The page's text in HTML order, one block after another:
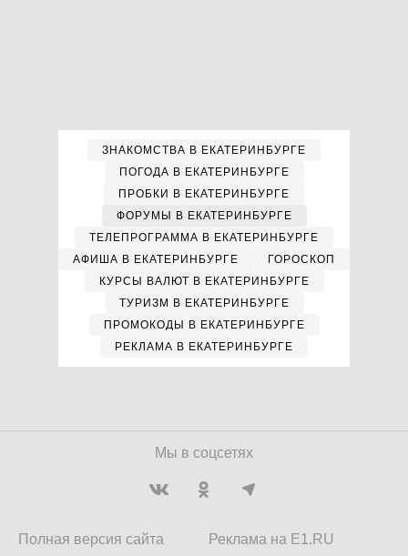
ЗНАКОМСТВА В ЕКАТЕРИНБУРГЕ
ПОГОДА В ЕКАТЕРИНБУРГЕ
ПРОБКИ В ЕКАТЕРИНБУРГЕ
ФОРУМЫ В ЕКАТЕРИНБУРГЕ
ТЕЛЕПРОГРАММА В ЕКАТЕРИНБУРГЕ
АФИША В ЕКАТЕРИНБУРГЕ
ГОРОСКОП
КУРСЫ ВАЛЮТ В ЕКАТЕРИНБУРГЕ
ТУРИЗМ В ЕКАТЕРИНБУРГЕ
ПРОМОКОДЫ В ЕКАТЕРИНБУРГЕ
РЕКЛАМА В ЕКАТЕРИНБУРГЕ
Мы в соцсетях
Полная версия сайта
Реклама на E1.RU